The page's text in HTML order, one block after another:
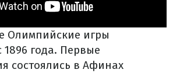
Олимпийские игры
1896 года. Первые
состоялись в Афинах